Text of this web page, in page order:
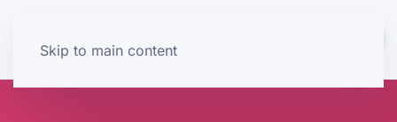
Skip to main content